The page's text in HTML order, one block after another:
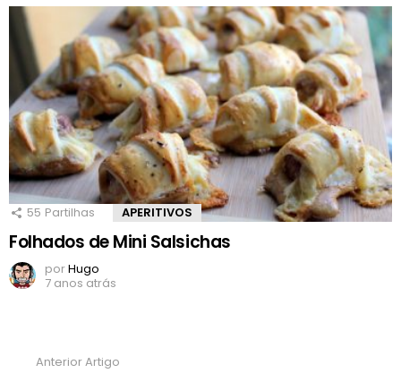
55 Partilhas APERITIVOS
Folhados de Mini Salsichas
porHugo
7 anos atrás
Anterior Artigo